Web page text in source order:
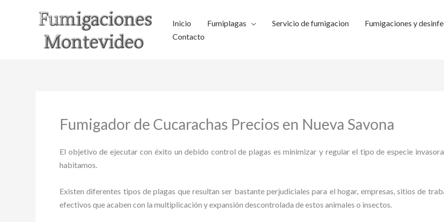
Inicio Fumiplagas Servicio de fumigacion
Fumigaciones y
Contacto
Fumigador de Cucarachas Precios en Nueva Savona
El objetivo de ejecutar con éxito un debido control de plagas es minimizar y regular el tipo de especie
habitamos.
Existen diferentes tipos de plagas que resultan ser bastante perjudiciales para el hogar, empresas, sitios de
efectivos que acaben con la multiplicación y expansión descontrolada de estos animales o insectos.